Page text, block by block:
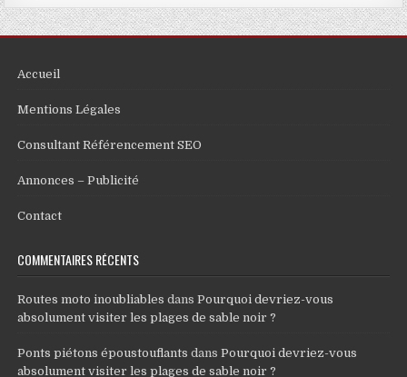
Accueil
Mentions Légales
Consultant Référencement SEO
Annonces – Publicité
Contact
COMMENTAIRES RÉCENTS
Routes moto inoubliables dansPourquoi devriez-vous
absolument visiter les plages de sable noir ?
Ponts piétons époustouflants dansPourquoi devriez-vous
absolument visiter les plages de sable noir ?